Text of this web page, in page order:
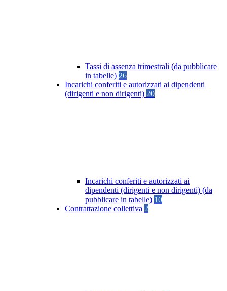
Tassi di assenza trimestrali (da pubblicare
in tabelle) 26
Incarichi conferiti e autorizzati ai dipendenti
(dirigenti e non dirigenti) 20
Incarichi conferiti e autorizzati ai
dipendenti (dirigenti e non dirigenti) (da
pubblicare in tabelle) 10
Contrattazione collettiva 2